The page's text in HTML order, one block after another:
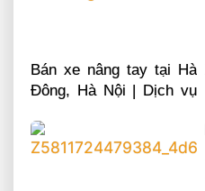
Bán xe nâng tay tại Hà
Đông, Hà Nội | Dịch vụ